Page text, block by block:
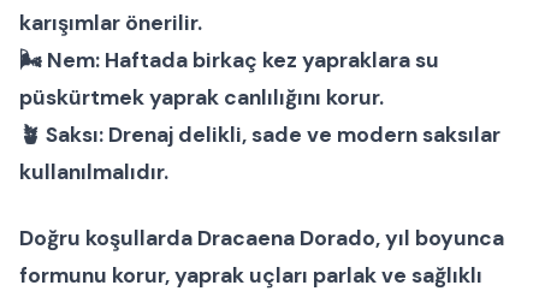
karışımlar önerilir.
🌬 Nem: Haftada birkaç kez yapraklara su
püskürtmek yaprak canlılığını korur.
🪴 Saksı: Drenaj delikli, sade ve modern saksılar
kullanılmalıdır.
Doğru koşullarda Dracaena Dorado, yıl boyunca
formunu korur, yaprak uçları parlak ve sağlıklı